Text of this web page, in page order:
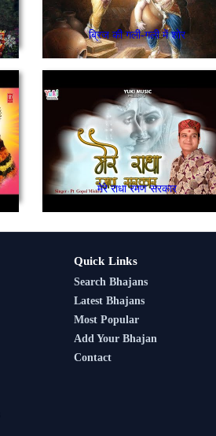
ब्रिज की गली-गली में शोर
मेरे राधा रमण सरकार
Quick Links
Search Bhajans
Latest Bhajans
Most Popular
Add Your Bhajan
Contact